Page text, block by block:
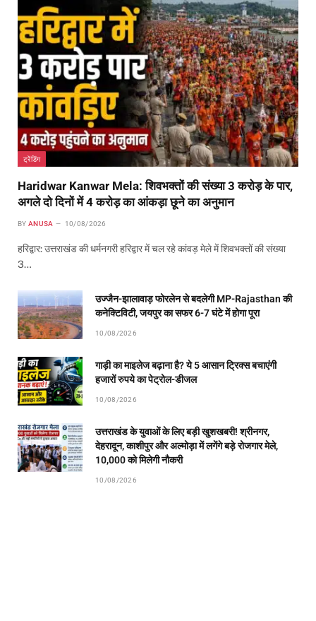
ट्रेंडिंग
Haridwar Kanwar Mela: शिवभक्तों की संख्या 3 करोड़ के पार,
अगले दो दिनों में 4 करोड़ का आंकड़ा छूने का अनुमान
BY ANUSA 10/08/2026
हरिद्वार: उत्तराखंड की धर्मनगरी हरिद्वार में चल रहे कांवड़ मेले में शिवभक्तों की संख्या
3…
उज्जैन-झालावाड़ फोरलेन से बदलेगी MP-Rajasthan की
कनेक्टिविटी, जयपुर का सफर 6-7 घंटे में होगा पूरा
10/08/2026
गाड़ी का माइलेज बढ़ाना है? ये 5 आसान ट्रिक्स बचाएंगी
हजारों रुपये का पेट्रोल-डीजल
10/08/2026
उत्तराखंड के युवाओं के लिए बड़ी खुशखबरी! श्रीनगर,
देहरादून, काशीपुर और अल्मोड़ा में लगेंगे बड़े रोजगार मेले,
10,000 को मिलेगी नौकरी
10/08/2026